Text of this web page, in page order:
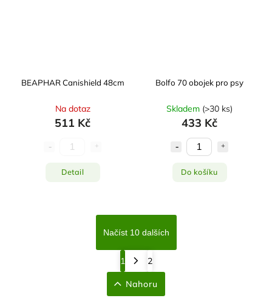
BEAPHAR Canishield 48cm
Na dotaz
511 Kč
Detail
Bolfo 70 obojek pro psy
Skladem (>30 ks)
433 Kč
Do košíku
Načíst 10 dalších
1 2
Nahoru